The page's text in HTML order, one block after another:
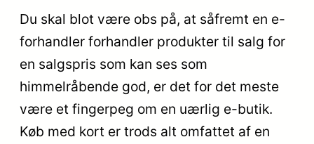
Du skal blot være obs på, at såfremt en e-
forhandler forhandler produkter til salg for
en salgspris som kan ses som
himmelråbende god, er det for det meste
være et fingerpeg om en uærlig e-butik.
Køb med kort er trods alt omfattet af en